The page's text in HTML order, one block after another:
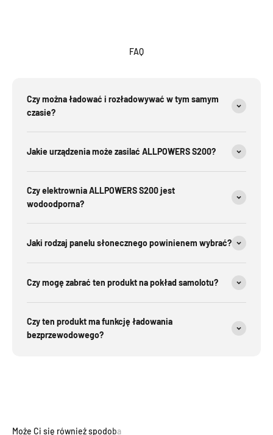
FAQ
Czy można ładować i rozładowywać w tym samym
czasie?
Jakie urządzenia może zasilać ALLPOWERS S200?
Czy elektrownia ALLPOWERS S200 jest
wodoodporna?
Jaki rodzaj panelu słonecznego powinienem wybrać?
Czy mogę zabrać ten produkt na pokład samolotu?
Czy ten produkt ma funkcję ładowania
bezprzewodowego?